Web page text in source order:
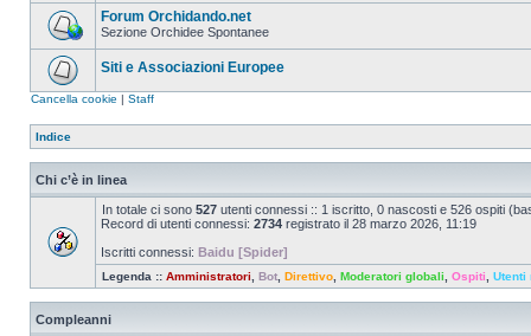
Forum Orchidando.net
Sezione Orchidee Spontanee
Siti e Associazioni Europee
Cancella cookie | Staff
Indice
Chi c’è in linea
In totale ci sono 527 utenti connessi :: 1 iscritto, 0 nascosti e 526 ospiti
Record di utenti connessi: 2734 registrato il 28 marzo 2026, 11:19
Iscritti connessi: Baidu [Spider]
Legenda :: Amministratori Bot Direttivo Moderatori globali Ospiti Utenti
Compleanni